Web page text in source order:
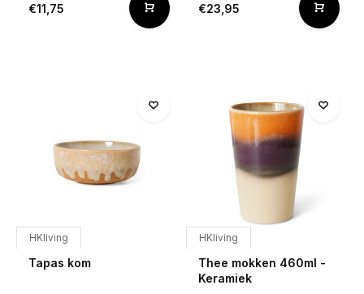
€11,75 €23,95
HKliving
Tapas kom
HKliving
Thee mokken 460ml -
Keramiek